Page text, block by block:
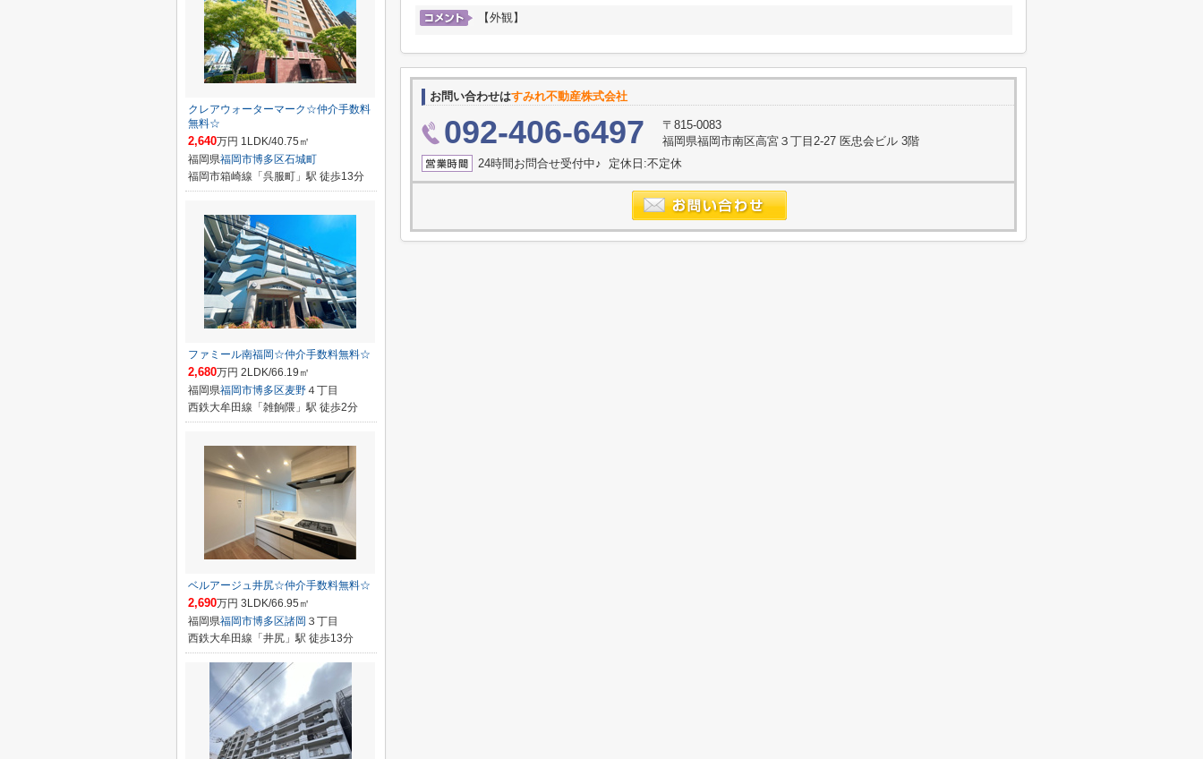
【外観】
お問い合わせはすみれ不動産株式会社
092-406-6497
〒815-0083
福岡県福岡市南区高宮３丁目2-27 医忠会ビル 3階
24時間お問合せ受付中♪ 定休日:不定休
クレアウォーターマーク☆仲介手数料
無料☆
2,640万円 1LDK/40.75㎡
福岡県福岡市博多区石城町
福岡市箱崎線「呉服町」駅 徒歩13分
ファミール南福岡☆仲介手数料無料☆
2,680万円 2LDK/66.19㎡
福岡県福岡市博多区麦野４丁目
西鉄大牟田線「雑餉隈」駅 徒歩2分
ベルアージュ井尻☆仲介手数料無料☆
2,690万円 3LDK/66.95㎡
福岡県福岡市博多区諸岡 ３丁目
西鉄大牟田線「井尻」駅 徒歩13分